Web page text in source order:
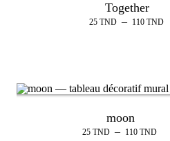
Together
25 TND – 110 TND
moon
25 TND – 110 TND